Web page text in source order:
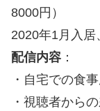
8000円）
2020年1月入居
配信内容 ：
・自宅での食
・視聴者から